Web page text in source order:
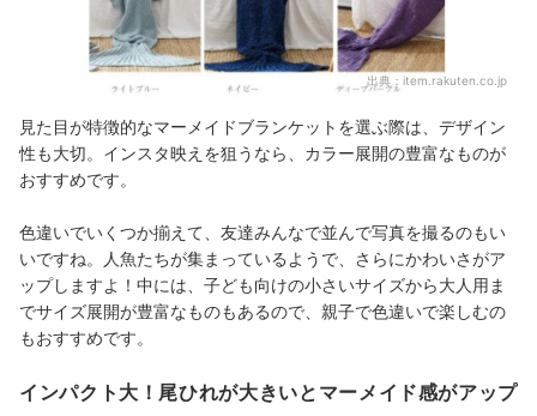
出典： item.rakuten.co.jp
見た目が特徴的なマーメイドブランケットを選ぶ際は、デザイン
性も大切。インスタ映えを狙うなら、カラー展開の豊富なものが
おすすめです。
色違いでいくつか揃えて、友達みんなで並んで写真を撮るのもい
いですね。人魚たちが集まっているようで、さらにかわいさがア
ップしますよ！中には、子ども向けの小さいサイズから大人用ま
でサイズ展開が豊富なものもあるので、親子で色違いで楽しむの
もおすすめです。
インパクト大！尾ひれが大きいとマーメイド感がアップ